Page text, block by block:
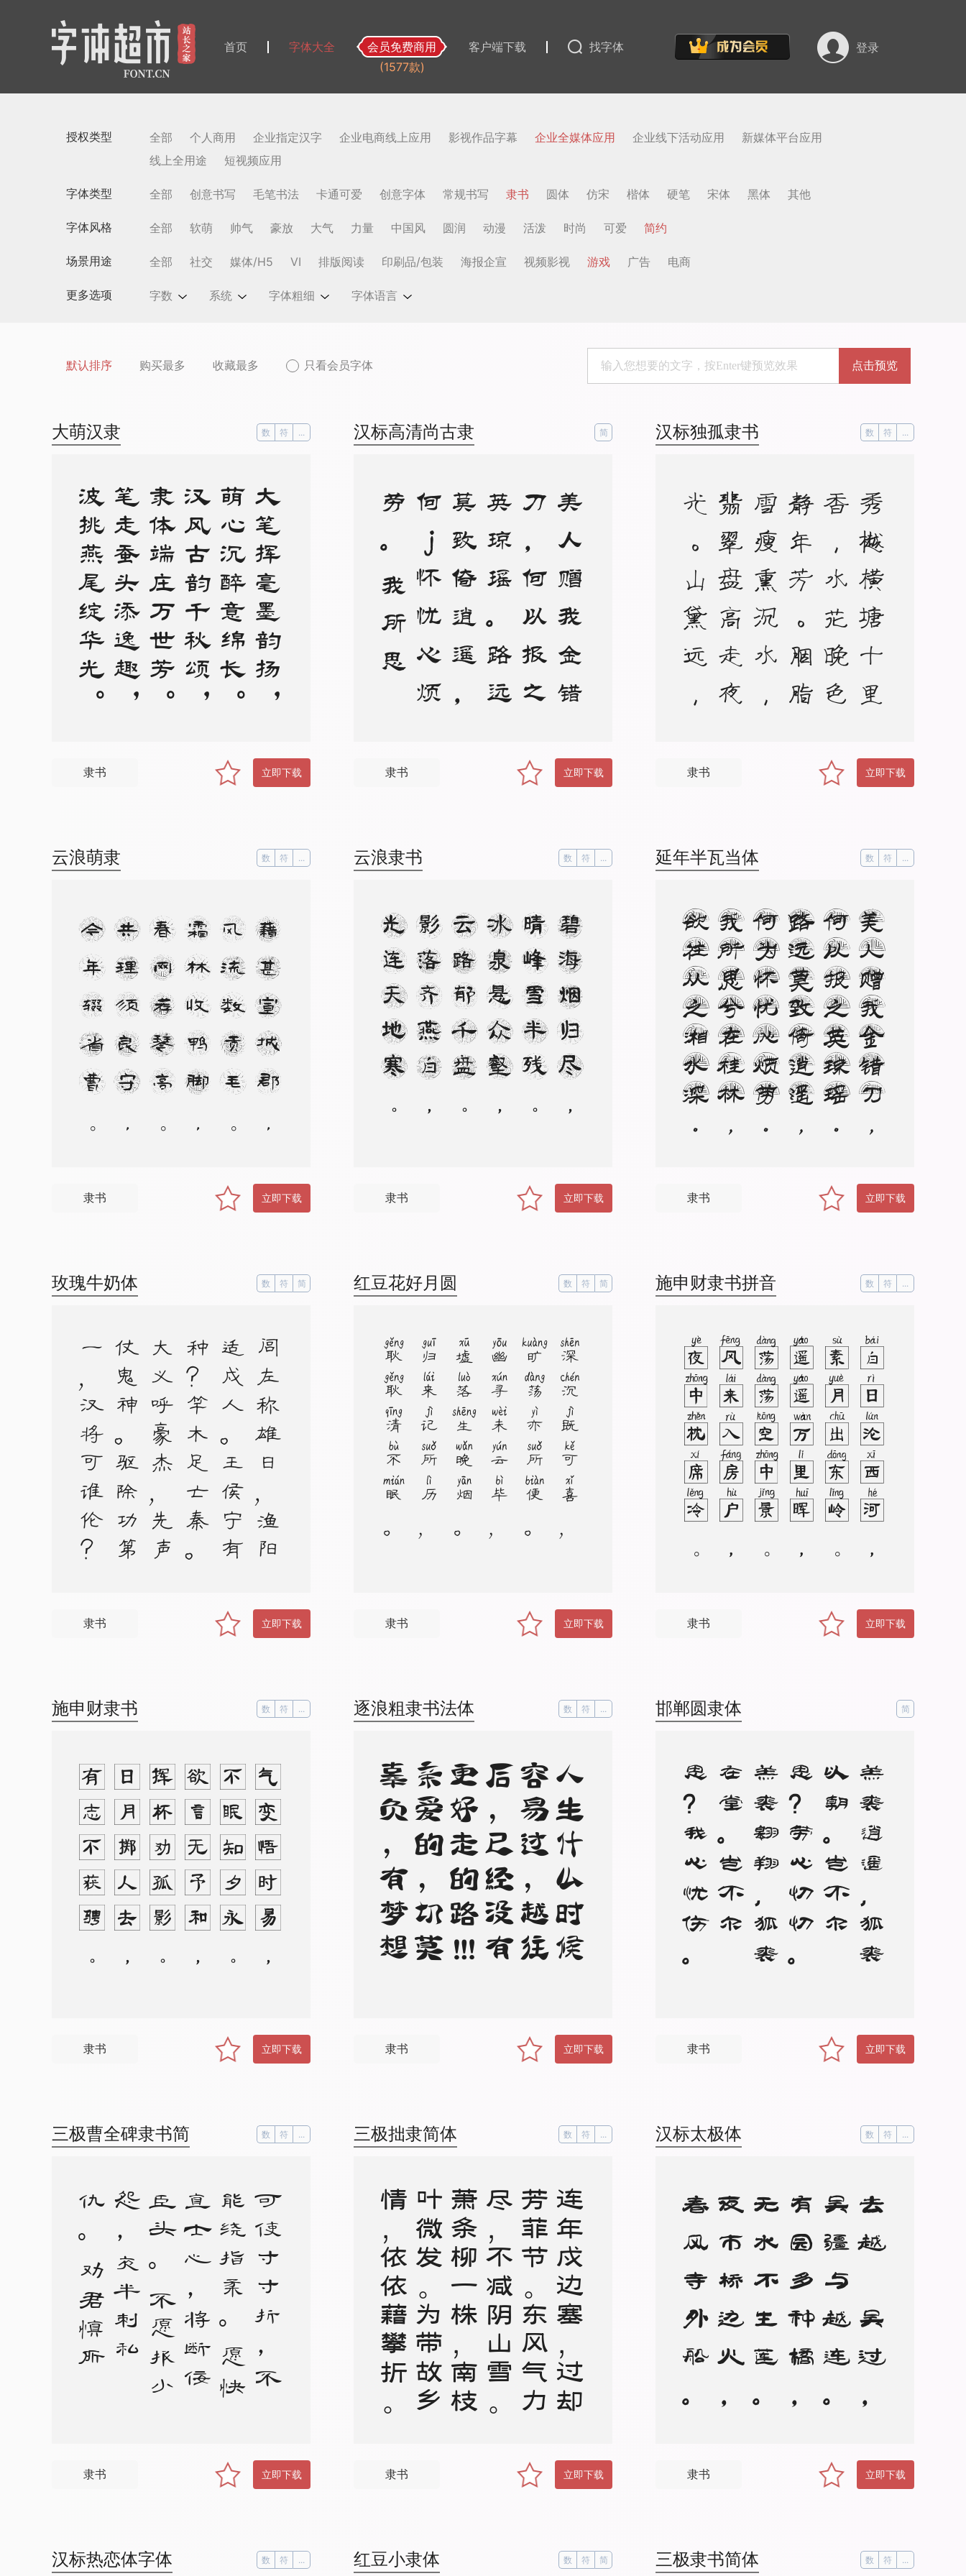
首页 字体大全
会员免费商用
(1577款)
客户端下载 找字体 登录
授权类型 全部 个人商用 企业指定汉字 企业电商线上应用 影视作品字幕 企业全媒体应用 企业线下活动应用
新媒体平台应用
线上全用途
短视频应用
字体类型 全部 创意书写 毛笔书法 卡通可爱 创意字体 常规书写 隶书 圆体 仿宋 楷体 硬笔 宋体 黑体 其他
字体风格 全部 软萌 帅气 豪放 大气 力量 中国风 圆润 动漫 活泼 时尚 可爱 简约
场景用途 全部 社交 媒体/H5 VI 排版阅读 印刷品/包装 海报企宣 视频影视 游戏 广告 电商
更多选项 字数 系统 字体粗细 字体语言
默认排序 购买最多 收藏最多 只看会员字体 点击预览
大萌汉隶 数 符 ...
大
笔
挥
毫
墨
韵
扬
，
萌
心
沉
醉
意
绵
长
。
汉
风
古
韵
千
秋
颂
，
隶
体
端
庄
万
世
芳
。
笔
走
蚕
头
添
逸
趣
，
波
挑
燕
尾
绽
华
光
。
传
承
经
典
情
难
尽
，
华
夏
文
明
美
誉
彰
隶书 立即下载
汉标高清尚古隶 简
美
人
赠
我
金
错
刀
，
何
以
报
之
英
琼
瑶
。
路
远
莫
致
倚
逍
遥
，
何
为
怀
忧
心
烦
劳
。
我
所
思
兮
在
桂
林
，
欲
往
从
之
湘
水
深
。
隶书 立即下载
汉标独孤隶书 数 符 ...
秀
樾
横
塘
十
里
香
，
水
花
晚
色
静
年
芳
。
胭
脂
雪
瘦
熏
沉
水
，
翡
翠
盘
高
走
夜
光
。
山
黛
远
，
月
波
长
，
暮
云
秋
影
蘸
潇
湘
隶书 立即下载
云浪萌隶 数 符 ...
藉
甚
宣
城
郡
，
风
流
数
贡
毛
。
霜
林
收
鸭
脚
，
春
网
荐
琴
高
。
共
理
须
良
守
，
今
年
辍
省
曹
。
平
生
割
鸡
手
，
聊
试
发
硎
刀
隶书 立即下载
云浪隶书 数 符 ...
碧
海
烟
归
尽
，
晴
峰
雪
半
残
。
冰
泉
悬
众
壑
，
云
路
郁
千
盘
。
影
落
齐
燕
白
，
光
连
天
地
寒
。
隶书 立即下载
延年半瓦当体 数 符 ...
美
人
赠
我
金
错
刀
，
何
以
报
之
英
琼
瑶
。
路
远
莫
致
倚
逍
遥
，
何
为
怀
忧
心
烦
劳
。
我
所
思
兮
在
桂
林
，
欲
往
从
之
湘
水
深
。
隶书 立即下载
玫瑰牛奶体 数 符 简
闾
左
称
雄
日
，
渔
阳
适
戍
人
。
王
侯
宁
有
种
？
竿
木
足
亡
秦
。
大
义
呼
豪
杰
，
先
声
仗
鬼
神
。
驱
除
功
第
一
，
汉
将
可
谁
伦
？
隶书 立即下载
红豆花好月圆 数 符 简
深
沉
既
可
喜
，
旷
荡
亦
所
便
。
幽
寻
未
云
毕
，
墟
落
生
晚
烟
。
归
来
记
所
历
，
耿
耿
清
不
眠
。
道
人
亦
未
寝
，
孤
灯
同
夜
禅
隶书 立即下载
施申财隶书拼音 数 符 ...
白
日
沦
西
河
，
素
月
出
东
岭
。
遥
遥
万
里
晖
，
荡
荡
空
中
景
。
风
来
入
房
户
，
夜
中
枕
席
冷
。
气
变
悟
时
易
，
不
眠
知
夕
永
隶书 立即下载
施申财隶书 数 符 ...
气
变
悟
时
易
，
不
眠
知
夕
永
。
欲
言
无
予
和
，
挥
杯
劝
孤
影
。
日
月
掷
人
去
，
有
志
不
获
骋
。
念
此
怀
悲
凄
，
终
晓
不
能
静
隶书 立即下载
逐浪粗隶书法体 数 符 ...
人
生
什
么
时
候
容
易
过
，
越
往
后
，
已
经
没
有
更
好
走
的
路
。
亲
爱
的
，
切
莫
辜
负
，
有
梦
想
的
自
己
，
萍
水
相
逢
的
感
情
，
良
辰
美
景
好
时
光
。
隶书 立即下载
邯郸圆隶体 简
羔
裘
逍
遥
，
狐
裘
以
朝
。
岂
不
尔
思
？
劳
心
忉
忉
。
羔
裘
翱
翔
，
狐
裘
在
堂
。
岂
不
尔
思
？
我
心
忧
伤
。
羔
裘
如
膏
，
日
出
有
曜
。
岂
不
尔
思
？
中
心
是
悼
。
隶书 立即下载
三极曹全碑隶书简 数 符 ...
可
使
寸
寸
折
，
不
能
绕
指
柔
。
愿
快
直
士
心
，
将
断
佞
臣
头
。
不
愿
报
小
怨
，
夜
半
刺
私
仇
。
劝
君
慎
所
用
，
无
作
神
兵
羞
隶书 立即下载
三极拙隶简体 数 符 ...
连
年
戍
边
塞
，
过
却
芳
菲
节
。
东
风
气
力
尽
，
不
减
阴
山
雪
。
萧
条
柳
一
株
，
南
枝
叶
微
发
。
为
带
故
乡
情
，
依
依
藉
攀
折
。
隶书 立即下载
汉标太极体 数 符 ...
去
越
从
吴
过
，
吴
疆
与
越
连
。
有
园
多
种
橘
，
无
水
不
生
莲
。
夜
市
桥
边
火
，
春
风
寺
外
船
。
此
中
偏
重
客
，
君
去
必
经
年
隶书 立即下载
汉标热恋体字体 数 符 ... 红豆小隶体 数 符 简 三极隶书简体 数 符 ...